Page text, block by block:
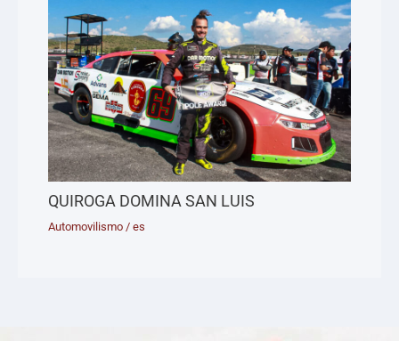
QUIROGA DOMINA SAN LUIS
Automovilismo /es